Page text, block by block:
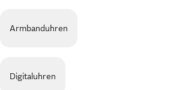
Armbanduhren
Digitaluhren